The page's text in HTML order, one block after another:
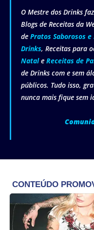
O Mestre dos Drinks
Blogs de Receitas da
de Pratos Saborosos
Drinks, Receitas para
Natale Receitas de
de Drinks com e sem
públicos. Tudo isso,
nunca mais fique sem